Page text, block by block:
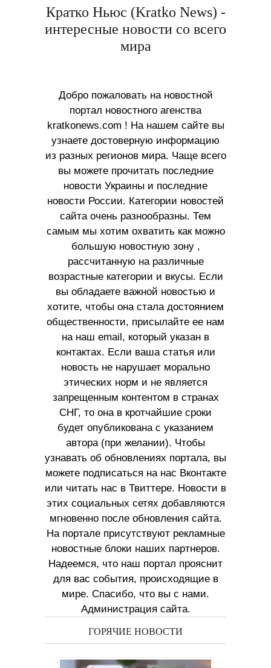
Кратко Ньюс (Kratko News) -
интересные новости со всего
мира
Добро пожаловать на новостной
портал новостного агенства
kratkonews.com ! На нашем сайте вы
узнаете достоверную информацию
из разных регионов мира. Чаще всего
вы можете прочитать последние
новости Украины и последние
новости России. Категории новостей
сайта очень разнообразны. Тем
самым мы хотим охватить как можно
большую новостную зону ,
рассчитанную на различные
возрастные категории и вкусы. Если
вы обладаете важной новостью и
хотите, чтобы она стала достоянием
общественности, присылайте ее нам
на наш email, который указан в
контактах. Если ваша статья или
новость не нарушает морально
этических норм и не является
запрещенным контентом в странах
СНГ, то она в кротчайшие сроки
будет опубликована с указанием
автора (при желании). Чтобы
узнавать об обновлениях портала, вы
можете подписаться на нас Вконтакте
или читать нас в Твиттере. Новости в
этих социальных сетях добавляются
мгновенно после обновления сайта.
На портале присутствуют рекламные
новостные блоки наших партнеров.
Надеемся, что наш портал прояснит
для вас события, происходящие в
мире. Спасибо, что вы с нами.
Администрация сайта.
ГОРЯЧИЕ НОВОСТИ